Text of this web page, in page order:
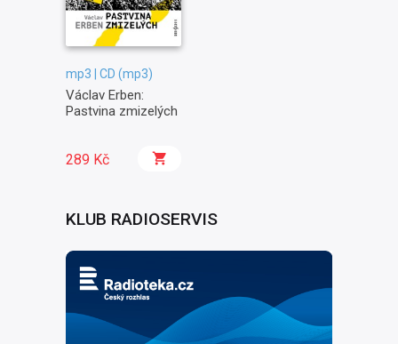
mp3 | CD (mp3)
Václav Erben:
Pastvina zmizelých
289 Kč
KLUB RADIOSERVIS